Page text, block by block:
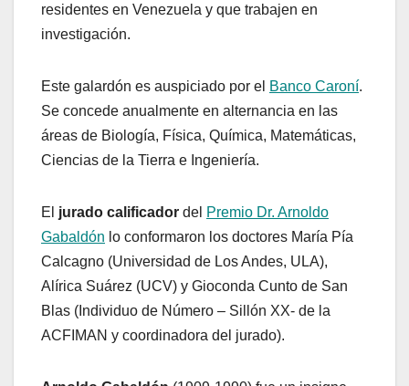
residentes en Venezuela y que trabajen en
investigación.
Este galardón es auspiciado por el Banco Caroní.
Se concede anualmente en alternancia en las
áreas de Biología, Física, Química, Matemáticas,
Ciencias de la Tierra e Ingeniería.
El jurado calificador del Premio Dr. Arnoldo
Gabaldón lo conformaron los doctores María Pía
Calcagno (Universidad de Los Andes, ULA),
Alírica Suárez (UCV) y Gioconda Cunto de San
Blas (Individuo de Número – Sillón XX- de la
ACFIMAN y coordinadora del jurado).